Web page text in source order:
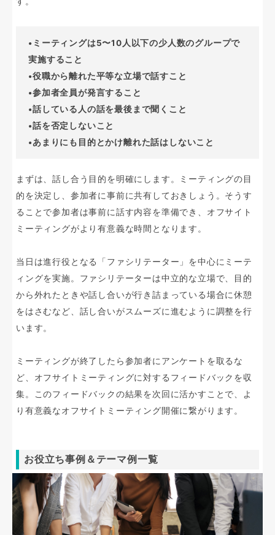
•ミーティングは5〜10人以下の少人数のグループで
実施すること
•役職から離れた平等な立場で話すこと
•参加者全員が発言すること
•話している人の話を最後まで聞くこと
•話を否定しないこと
•あまりにも目的とかけ離れた話はしないこと
まずは、話し合う目的を明確にします。ミーティングの目
的を決定し、参加者に事前に共有しておきしょう。そうす
ることで参加者は事前に話す内容を準備でき、オフサイト
ミーティングがより有意義な時間となります。
当日は進行役となる「ファシリテーター」を中心にミーテ
ィングを実施。ファシリテーターは中立的な立場で、目的
から外れたときや話し合いが行き詰まっている場合に休憩
をはさむなど、話し合いがスムーズに進むように調整を行
います。
ミーティングが終了したら参加者にアンケートを取るな
ど、オフサイトミーティングに対するフィードバックを収
集。このフィードバックの結果を次回に活かすことで、よ
り有意義なオフサイトミーティング開催に繋がります。
お役立ち事例＆テーマ例一覧